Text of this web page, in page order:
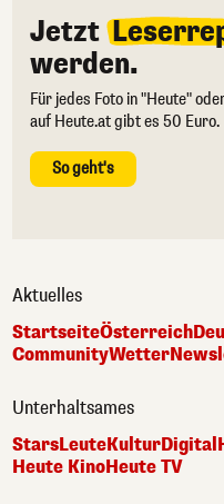
Jetzt
werden.
Für jedes Foto in "Heute"
auf Heute.at gibt es 50 Euro.
So geht's
Aktuelles
StartseiteÖsterreich
CommunityWetter
Unterhaltsames
StarsLeuteKulturDigital
Heute KinoHeute TV